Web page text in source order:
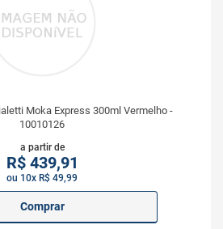
Moka Express 300ml Vermelho -
10010126
a partir de
R$439,91
ou 10x R$ 49,99
Comprar